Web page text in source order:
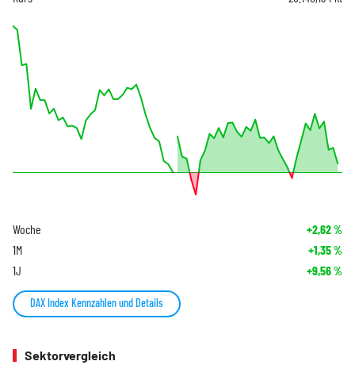
Woche +2,62%
1M +1,35%
1J +9,56%
DAX Index Kennzahlen und Details
Sektorvergleich